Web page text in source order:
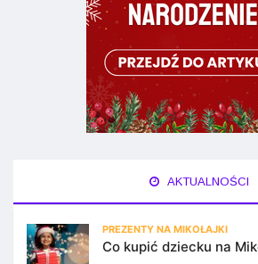
AKTUALNOŚCI
PREZENTY NA MIKOŁAJKI
Co kupić dziecku na